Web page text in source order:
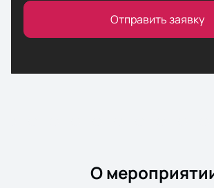
Отправить заявку
О